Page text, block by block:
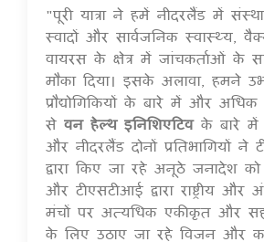
"पूरी यात्रा ने हमें नीदरलैंड में
स्वादों और सार्वजनिक स्वास्थ्य,
वायरस के क्षेत्र में जांचकर्ताओं के
मौका दिया। इसके अलावा, हमने
प्रौद्योगिकियों के बारे में और
से वन हेल्थ इनिशिएटिवके बारे में
और नीदरलैंड दोनों प्रतिभागियों ने
द्वारा किए जा रहे अनूठे जनादेश को
और टीएसटीआई द्वारा राष्ट्रीय और
मंचों पर अत्यधिक एकीकृत और
के लिए उठाए जा रहे विजन और